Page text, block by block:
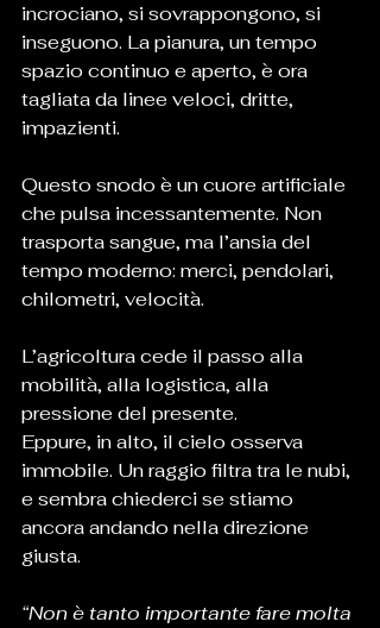
incrociano, si sovrappongono, si
inseguono. La pianura, un tempo
spazio continuo e aperto, è ora
tagliata da linee veloci, dritte,
impazienti.
Questo snodo è un cuore artificiale
che pulsa incessantemente. Non
trasporta sangue, ma l’ansia del
tempo moderno: merci, pendolari,
chilometri, velocità.
L’agricoltura cede il passo alla
mobilità, alla logistica, alla
pressione del presente.
Eppure, in alto, il cielo osserva
immobile. Un raggio filtra tra le nubi,
e sembra chiederci se stiamo
ancora andando nella direzione
giusta.
“Non è tanto importante fare molta